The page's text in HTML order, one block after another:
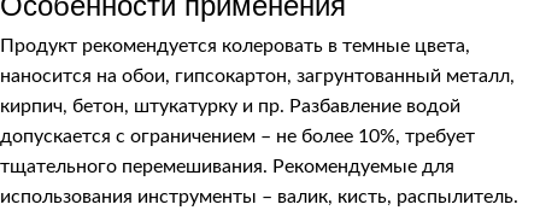
Продукт рекомендуется колеровать в темные цвета,
наносится на обои, гипсокартон, загрунтованный металл,
кирпич, бетон, штукатурку и пр. Разбавление водой
допускается с ограничением – не более 10%, требует
тщательного перемешивания. Рекомендуемые для
использования инструменты – валик, кисть, распылитель.